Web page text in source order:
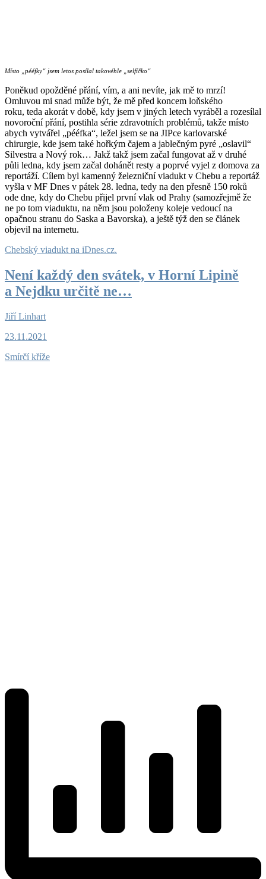
Místo „pééfky“ jsem letos posílal takovéhle „selfíčko“
Poněkud opožděné přání, vím, a ani nevíte, jak mě to mrzí!
Omluvou mi snad může být, že mě před koncem loňského
roku, teda akorát v době, kdy jsem v jiných letech vyráběl a rozesílal
novoroční přání, postihla série zdravotních problémů, takže místo
abych vytvářel „pééfka“, ležel jsem se na JIPce karlovarské
chirurgie, kde jsem také hořkým čajem a jablečným pyré „oslavil“
Silvestra a Nový rok… Jakž takž jsem začal fungovat až v druhé
půli ledna, kdy jsem začal dohánět resty a poprvé vyjel z domova za
reportáží. Cílem byl kamenný železniční viadukt v Chebu a reportáž
vyšla v MF Dnes v pátek 28. ledna, tedy na den přesně 150 roků
ode dne, kdy do Chebu přijel první vlak od Prahy (samozřejmě že
ne po tom viaduktu, na něm jsou položeny koleje vedoucí na
opačnou stranu do Saska a Bavorska), a ještě týž den se článek
objevil na internetu.
Chebský viadukt na iDnes.cz.
Není každý den svátek, v Horní Lipině
a Nejdku určitě ne…
Jiří Linhart
23.11.2021
Smírčí kříže